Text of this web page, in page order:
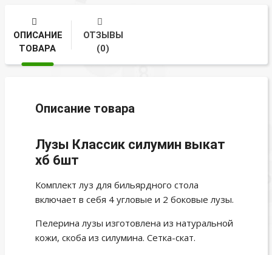
ОПИСАНИЕ
ТОВАРА
ОТЗЫВЫ
(0)
Описание товара
Лузы Классик силумин выкат
хб 6шт
Комплект луз для бильярдного стола
включает в себя 4 угловые и 2 боковые лузы.
Пелерина лузы изготовлена из натуральной
кожи, скоба из силумина. Сетка-скат.